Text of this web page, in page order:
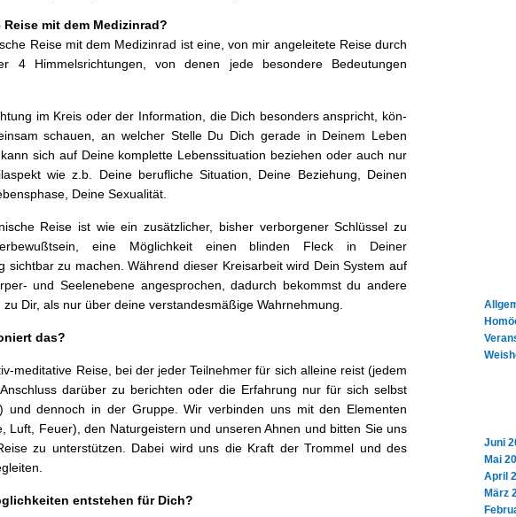
Reise mit dem Medizinrad?
Reise mit dem Medi­z­in­rad ist eine, von mir angeleit­ete Reise durch
4 Him­mel­srich­tun­gen, von denen jede beson­dere Bedeu­tun­gen
im Kreis oder der Infor­ma­tion, die Dich beson­ders anspricht, kön­
schauen, an welch­er Stelle Du Dich ger­ade in Deinem Leben
sich auf Deine kom­plette Lebenssi­t­u­a­tion beziehen oder auch nur
wie z.b. Deine beru­fliche Sit­u­a­tion, Deine Beziehung, Deinen
Deine Sexualität.
Reise ist wie ein zusät­zlich­er, bish­er ver­bor­gen­er Schlüs­sel zu
eine Möglichkeit einen blind­en Fleck in Dein­er
sicht­bar zu machen. Während dieser Kreis­ar­beit wird Dein Sys­tem auf
und See­lenebene ange­sprochen, dadurch bekommst du andere
Dir, als nur über deine ver­standesmäßige Wahrnehmung.
das?
med­i­ta­tive Reise, bei der jed­er Teil­nehmer für sich alleine reist (jedem
darüber zu bericht­en oder die Erfahrung nur für sich selb­st
und den­noch in der Gruppe. Wir verbinden uns mit den Ele­menten
Luft, Feuer), den Naturgeis­tern und unseren Ahnen und bit­ten Sie uns
zu unter­stützen. Dabei wird uns die Kraft der Trom­mel und des
entste­hen für Dich?
Juni
Mai
April
März